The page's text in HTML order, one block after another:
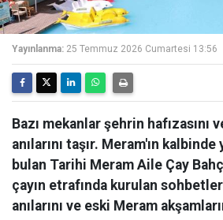
Yayınlanma: 25 Temmuz 2026 Cumartesi 13:56
Bazı mekanlar şehrin hafızasını
anılarını taşır. Meram'ın
bulan Tarihi Meram Aile Çay
çayın etrafında kurulan
anılarını ve eski Meram